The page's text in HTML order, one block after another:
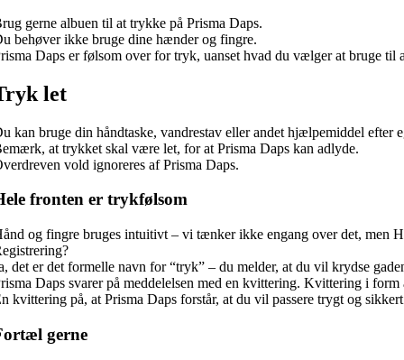
gerne albuen til at trykke på Prisma Daps.
behøver ikke bruge dine hænder og fingre.
Daps er følsom over for tryk, uanset hvad du vælger at bruge
let
kan bruge din håndtaske, vandrestav eller andet hjælpemiddel efter
at trykket skal være let, for at Prisma Daps kan adlyde.
vold ignoreres af Prisma Daps.
fronten er trykfølsom
og fingre bruges intuitivt – vi tænker ikke engang over det, men
det er det formelle navn for “tryk” – du melder, at du vil krydse
Daps svarer på meddelelsen med en kvittering. Kvittering i
kvittering på, at Prisma Daps forstår, at du vil passere trygt og
gerne